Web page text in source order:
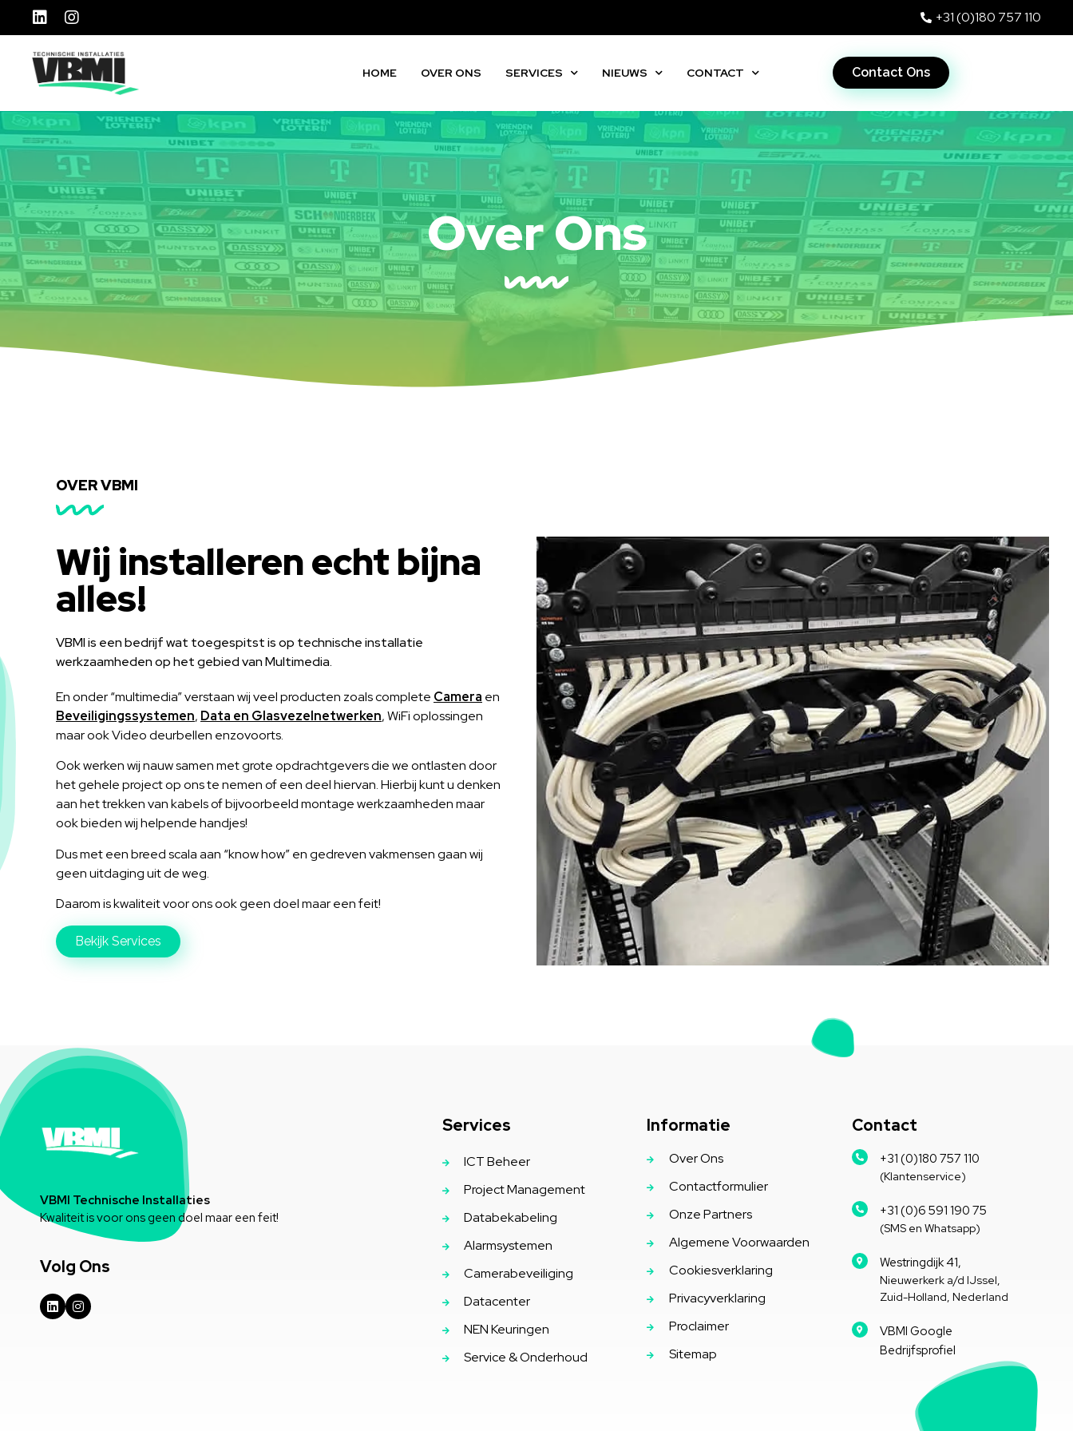
+31 (0)180 757 110
HOME OVER ONS SERVICES NIEUWS CONTACT Contact Ons
Over Ons
OVER VBMI
Wij installeren echt bijna
alles!
VBMI is een bedrijf wat toegespitst is op technische installatie
werkzaamheden op het gebied van Multimedia.
En onder “multimedia” verstaan wij veel producten zoals complete Camera en
Beveiligingssystemen, Data en Glasvezelnetwerken, WiFi oplossingen
maar ook Video deurbellen enzovoorts.
Ook werken wij nauw samen met grote opdrachtgevers die we ontlasten door
het gehele project op ons te nemen of een deel hiervan. Hierbij kunt u denken
aan het trekken van kabels of bijvoorbeeld montage werkzaamheden maar
ook bieden wij helpende handjes!
Dus met een breed scala aan “know how” en gedreven vakmensen gaan wij
geen uitdaging uit de weg.
Daarom is kwaliteit voor ons ook geen doel maar een feit!
Bekijk Services
VBMI Technische Installaties
Kwaliteit is voor ons geen doel maar een feit!
Volg Ons
Services
ICT Beheer
Project Management
Databekabeling
Alarmsystemen
Camerabeveiliging
Datacenter
NEN Keuringen
Service & Onderhoud
Informatie
Over Ons
Contactformulier
Onze Partners
Algemene Voorwaarden
Cookiesverklaring
Privacyverklaring
Proclaimer
Sitemap
Contact
+31 (0)180 757 110
(Klantenservice)
+31 (0)6 591 190 75
(SMS en Whatsapp)
Westringdijk 41,
Nieuwerkerk a/d IJssel,
Zuid-Holland, Nederland
VBMI Google
Bedrijfsprofiel